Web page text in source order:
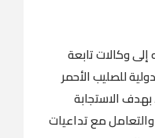
وكالات تابعة
للصليب الأحمر
بهدف الاستجابة
مع تداعيات